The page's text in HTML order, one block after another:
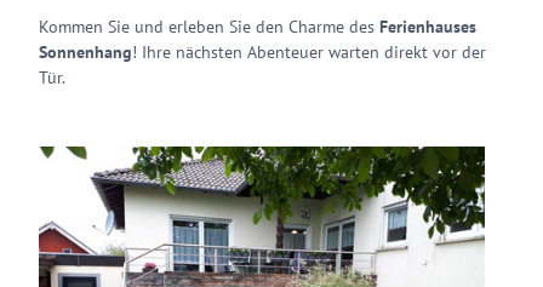
Kommen Sie und erleben Sie den Charme des Ferienhauses
Sonnenhang! Ihre nächsten Abenteuer warten direkt vor der
Tür.